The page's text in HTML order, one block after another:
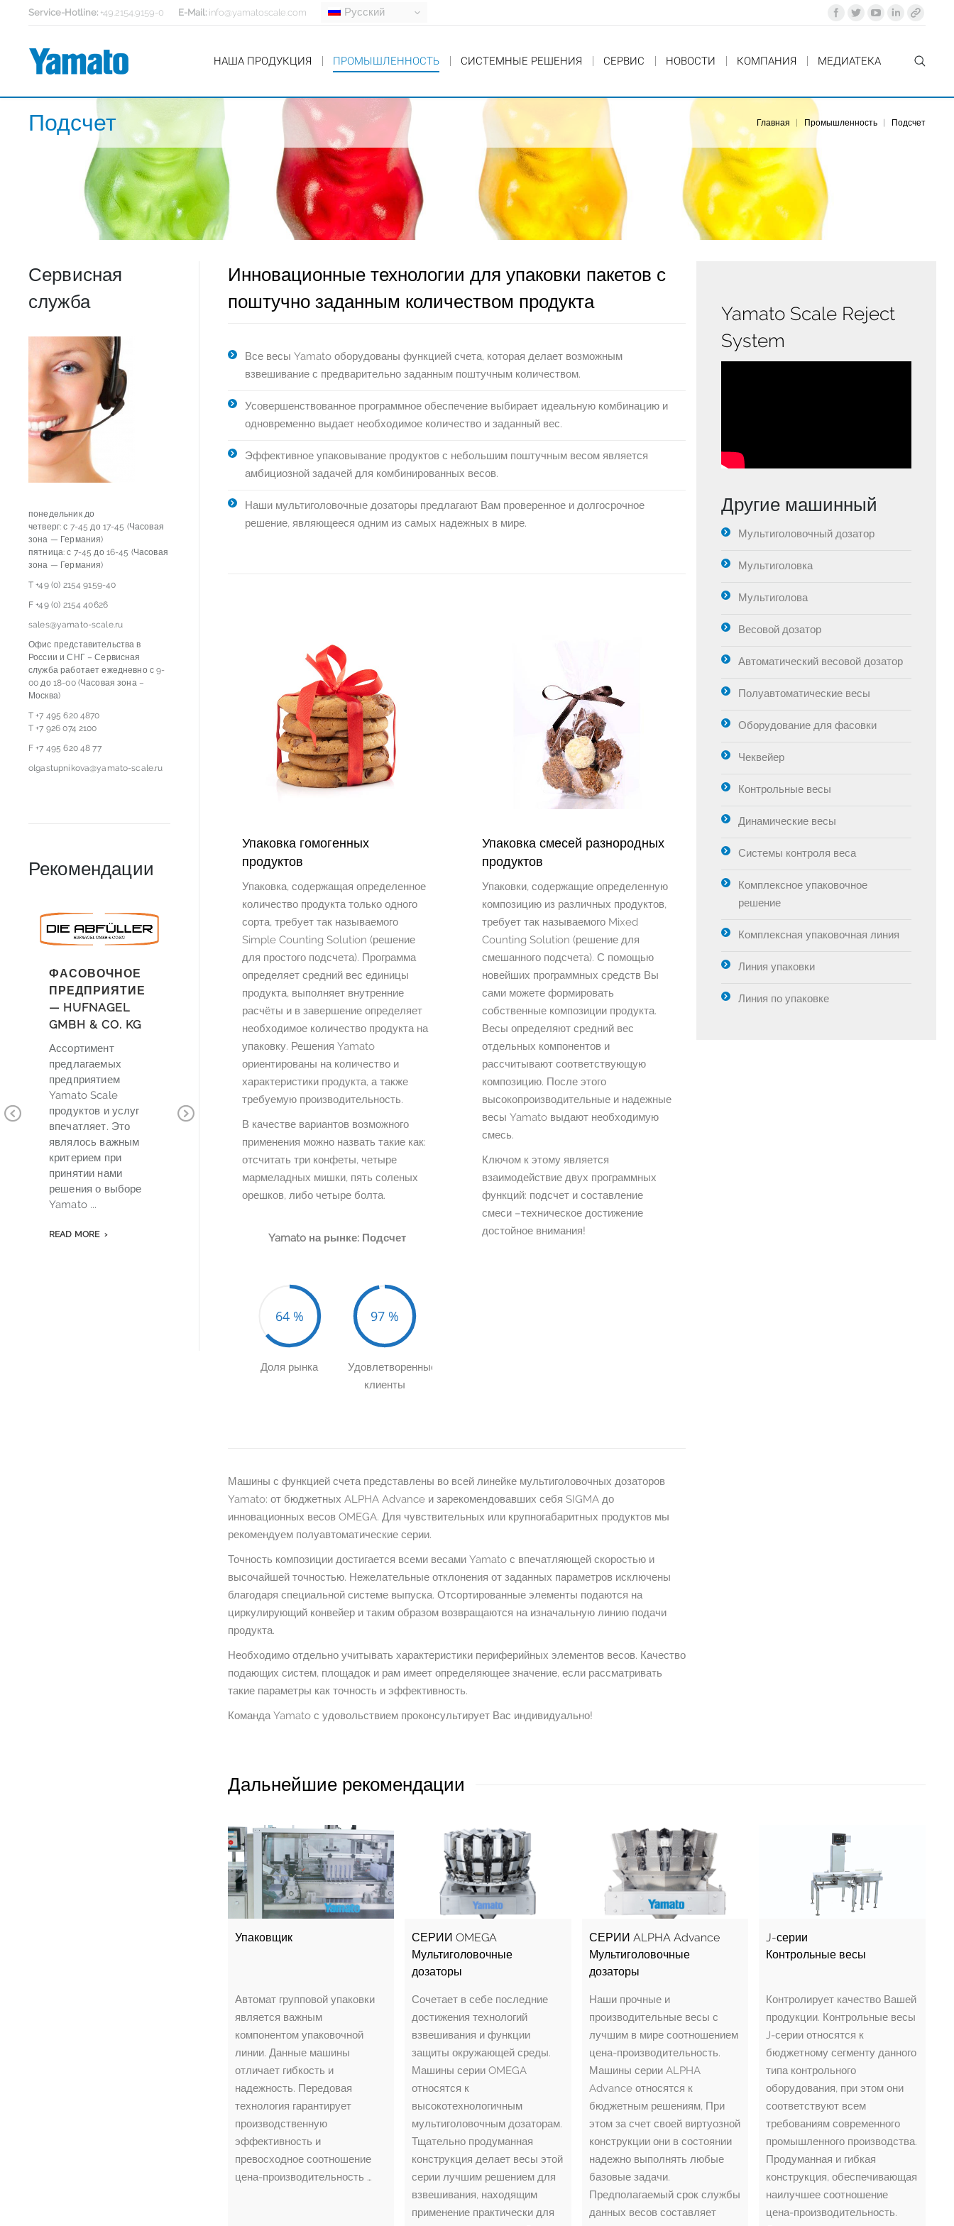
Service-Hotline: +49.2154.9159-0 E-Mail: info@yamatoscale.com Русский
НАША ПРОДУКЦИЯ ПРОМЫШЛЕННОСТЬ СИСТЕМНЫЕ РЕШЕНИЯ СЕРВИС НОВОСТИ КОМПАНИЯ MЕДИАТЕКА
Подсчет You are here: Главная Промышленность Подсчет
Инновационные технологии для упаковки пакетов с
поштучно заданным количеством продукта
Все весы Yamato оборудованы функцией счета, которая делает возможным
взвешивание с предварительно заданным поштучным количеством.
Усовершенствованное программное обеспечение выбирает идеальную комбинацию и
одновременно выдает необходимое количество и заданный вес.
Эффективное упаковывание продуктов с небольшим поштучным весом является
амбициозной задачей для комбинированных весов.
Наши мультиголовочные дозаторы предлагают Вам проверенное и долгосрочное
решение, являющееся одним из самых надежных в мире.
Упаковка гомогенных
продуктов
Упаковка, содержащая определенное
количество продукта только одного
сорта, требует так называемого
Simple Counting Solution (решение
для простого подсчета). Программа
определяет средний вес единицы
продукта, выполняет внутренние
расчёты и в завершение определяет
необходимое количество продукта на
упаковку. Решения Yamato
ориентированы на количество и
характеристики продукта, а также
требуемую производительность.
В качестве вариантов возможного
применения можно назвать такие как:
отсчитать три конфеты, четыре
мармеладных мишки, пять соленых
орешков, либо четыре болта.
Yamato на рынке: Подсчет
64%
Доля рынка
97%
Удовлетворенные
клиенты
Упаковка смесей разнородных
продуктов
Упаковки, содержащие определенную
композицию из различных продуктов,
требует так называемого Mixed
Counting Solution (решение для
смешанного подсчета). С помощью
новейших программных средств Вы
сами можете формировать
собственные композиции продукта.
Весы определяют средний вес
отдельных компонентов и
рассчитывают соответствующую
композицию. После этого
высокопроизводительные и надежные
весы Yamato выдают необходимую
смесь.
Ключом к этому является
взаимодействие двух программных
функций: подсчет и составление
смеси –техническое достижение
достойное внимания!
Машины с функцией счета представлены во всей линейке мультиголовочных дозаторов
Yamato: от бюджетных ALPHA Advance и зарекомендовавших себя SIGMA до
инновационных весов OMEGA. Для чувствительных или крупногабаритных продуктов мы
рекомендуем полуавтоматические серии.
Точность композиции достигается всеми весами Yamato с впечатляющей скоростью и
высочайшей точностью. Нежелательные отклонения от заданных параметров исключены
благодаря специальной системе выпуска. Отсортированные элементы подаются на
циркулирующий конвейер и таким образом возвращаются на изначальную линию подачи
продукта.
Необходимо отдельно учитывать характеристики периферийных элементов весов. Качество
подающих систем, площадок и рам имеет определяющее значение, если рассматривать
такие параметры как точность и эффективность.
Команда Yamato с удовольствием проконсультирует Вас индивидуально!
Yamato Scale Reject
System
Другие машинный
Мультиголовочный дозатор
Мультиголовка
Мультиголова
Весовой дозатор
Автоматический весовой дозатор
Полуавтоматические весы
Оборудование для фасовки
Чеквейер
Контрольные весы
Динамические весы
Системы контроля веса
Комплексное упаковочное
решение
Комплексная упаковочная линия
Линия упаковки
Линия по упаковке
Дальнейшие рекомендации
Упаковщик
Автомат групповой упаковки
является важным
компонентом упаковочной
линии. Данные машины
отличает гибкость и
надежность. Передовая
технология гарантирует
производственную
эффективность и
превосходное соотношение
цена-производительность …
СЕРИИ OMEGA
Мультиголовочные
дозаторы
Сочетает в себе последние
достижения технологий
взвешивания и функции
защиты окружающей среды.
Машины серии OMEGA
относятся к
высокотехнологичным
мультиголовочным дозаторам.
Тщательно продуманная
конструкция делает весы этой
серии лучшим решением для
взвешивания, находящим
применение практически для
СЕРИИ ALPHA Advance
Мультиголовочные
дозаторы
Наши прочные и
производительные весы с
лучшим в мире соотношением
цена-производительность.
Машины серии ALPHA
Advance относятся к
бюджетным решениям, При
этом за счет своей виртуозной
конструкции они в состоянии
надежно выполнять любые
базовые задачи.
Предполагаемый срок службы
данных весов составляет
J-серии
Контрольные весы
Контролирует качество Вашей
продукции. Контрольные весы
J-серии относятся к
бюджетному сегменту данного
типа контрольного
оборудования, при этом они
соответствуют всем
требованиям современного
промышленного производства.
Продуманная и гибкая
конструкция, обеспечивающая
наилучшее соотношение
цена-производительность.
Сервисная
служба
понедельник до
четверг: с 7-45 до 17-45 (Часовая
зона — Германия)
пятница: с 7-45 до 16-45 (Часовая
зона — Германия)
T +49 (0) 2154 9159-40
F +49 (0) 2154 40626
sales@yamato-scale.ru
Офис представительства в
России и СНГ – Сервисная
служба работает ежедневно с 9-
00 до 18-00 (Часовая зона –
Москва)
T +7 495 620 4870
T +7 926 074 2100
F +7 495 620 48 77
olgastupnikova@yamato-scale.ru
Рекомендации
ФАСОВОЧНОЕ
ПРЕДПРИЯТИЕ
— HUFNAGEL
GMBH & CO. KG
Ассортимент
предлагаемых
предприятием
Yamato Scale
продуктов и услуг
впечатляет. Это
являлось важным
критерием при
принятии нами
решения о выборе
Yamato ...
READ MORE
STOLTZENBERG
NUSS GMBH
Мультиголовочные
дозаторы Yamato
Scale предлагают
нам необходимое
решение. При
переработке орехов
и сухофруктов
RONDO FOOD
Сотрудничество
между Yamato
Scale и RONDO
FOOD имеет
историю. В течение
многих лет
мультиголовочные
дозаторы Yamato
надежность
столь необходимую
READ MORE